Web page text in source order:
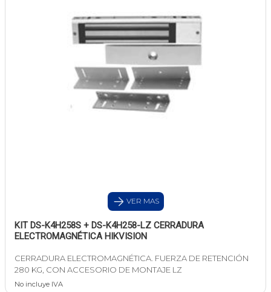
VER MAS
KIT DS-K4H258S + DS-K4H258-LZ CERRADURA
ELECTROMAGNÉTICA HIKVISION
CERRADURA ELECTROMAGNÉTICA. FUERZA DE RETENCIÓN
280 KG, CON ACCESORIO DE MONTAJE LZ
No incluye IVA